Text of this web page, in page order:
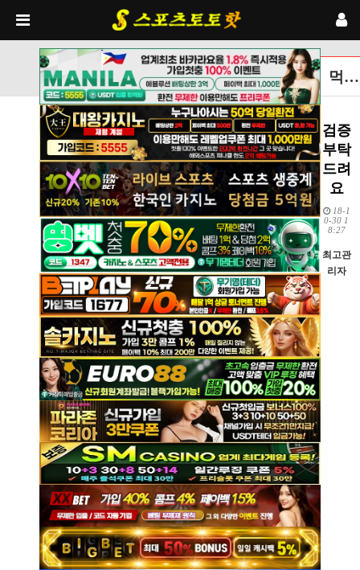
먹튀검증토토사이트 글보기
검증
부탁
드려
요
18-1
0-30 1
8:27
최고관
리자